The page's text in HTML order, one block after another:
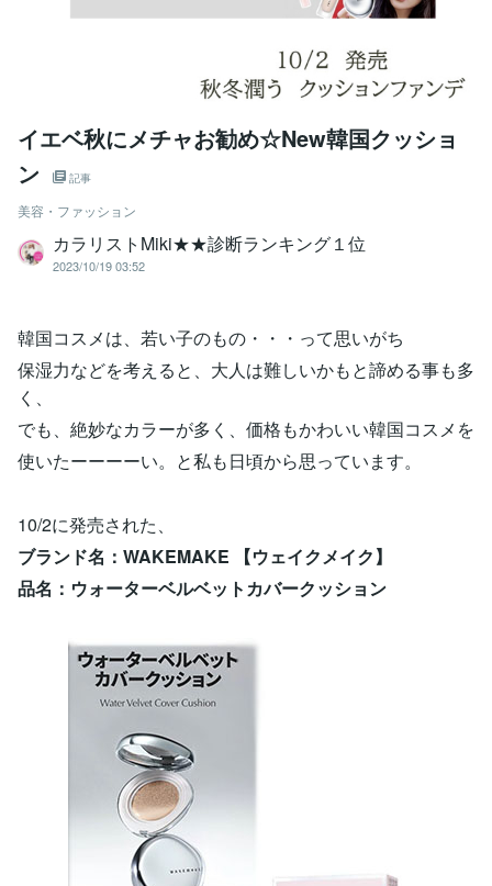
イエベ秋にメチャお勧め☆New韓国クッショ
ン
記事
美容・ファッション
カラリストMiki★★診断ランキング１位
2023/10/19 03:52
韓国コスメは、若い子のもの・・・って思いがち
保湿力などを考えると、大人は難しいかもと諦める事も多
く、
でも、絶妙なカラーが多く、価格もかわいい韓国コスメを
使いたーーーーい。と私も日頃から思っています。
10/2に発売された、
ブランド名：WAKEMAKE 【ウェイクメイク】
品名：ウォーターベルベットカバークッション